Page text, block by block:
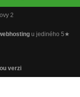
2
u jediného 5★
verzi